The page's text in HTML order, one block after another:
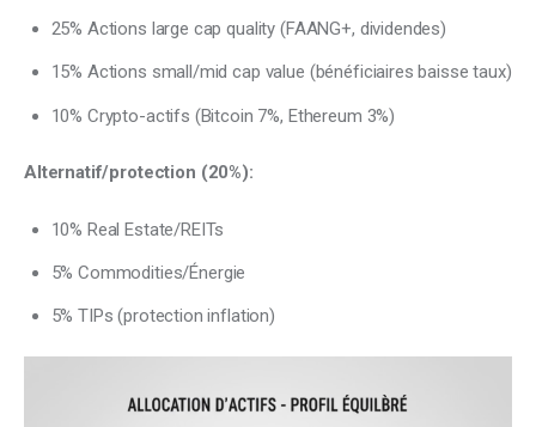
25% Actions large cap quality (FAANG+, dividendes)
15% Actions small/mid cap value (bénéficiaires baisse taux)
10% Crypto-actifs (Bitcoin 7%, Ethereum 3%)
Alternatif/protection (20%):
10% Real Estate/REITs
5% Commodities/Énergie
5% TIPs (protection inflation)